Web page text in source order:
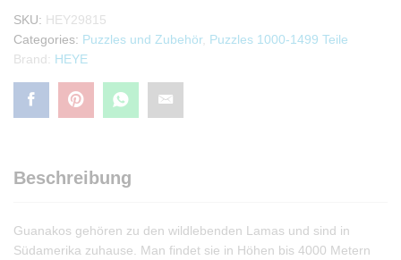
SKU: HEY29815
Categories: Puzzles und Zubehör, Puzzles 1000-1499 Teile
Brand: HEYE
Beschreibung
Guanakos gehören zu den wildlebenden Lamas und sind in
Südamerika zuhause. Man findet sie in Höhen bis 4000 Metern 